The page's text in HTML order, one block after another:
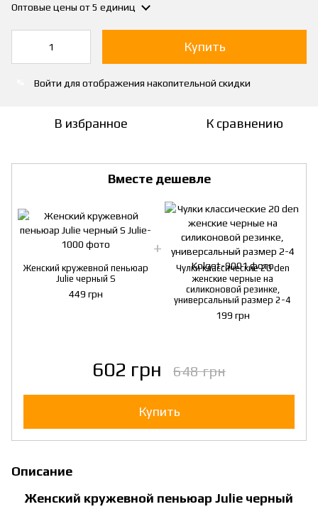
Оптовые цены от 5 единиц
Купить
Войти для отображения накопительной скидки
В избранное К сравнению
Вместе дешевле
Женский кружевной пеньюар
Julie черный S
449 грн
Чулки классические 20 den
женские черные на
силиконовой резинке,
универсальный размер 2-4
199 грн
602 грн 648 грн
Купить
Описание
Женский кружевной пеньюар Julie черный